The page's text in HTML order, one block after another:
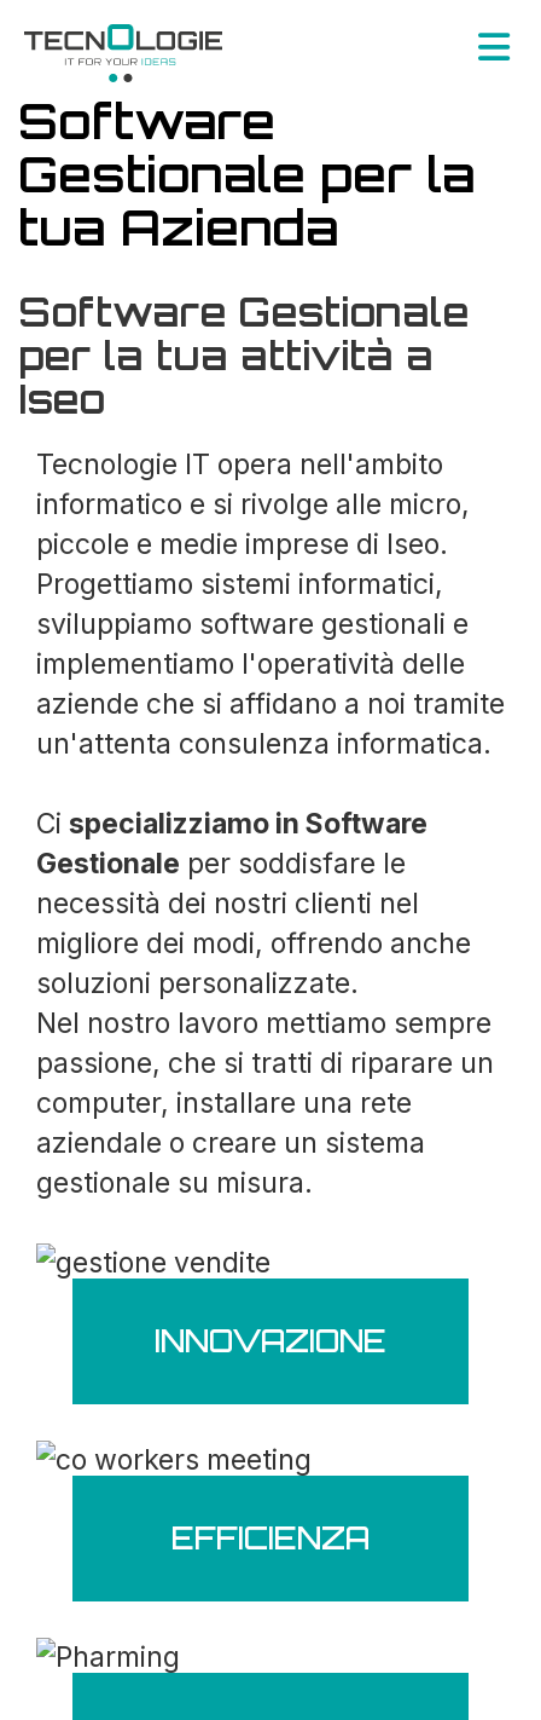
Software
Gestionale per la
tua Azienda
Software Gestionale
per la tua attività a
Iseo
Tecnologie IT opera nell'ambito
informatico e si rivolge alle micro,
piccole e medie imprese di Iseo.
Progettiamo sistemi informatici,
sviluppiamo software gestionali e
implementiamo l'operatività delle
aziende che si affidano a noi tramite
un'attenta consulenza informatica.
Ci specializziamo in Software
Gestionale per soddisfare le
necessità dei nostri clienti nel
migliore dei modi, offrendo anche
soluzioni personalizzate.
Nel nostro lavoro mettiamo sempre
passione, che si tratti di riparare un
computer, installare una rete
aziendale o creare un sistema
gestionale su misura.
INNOVAZIONE
EFFICIENZA